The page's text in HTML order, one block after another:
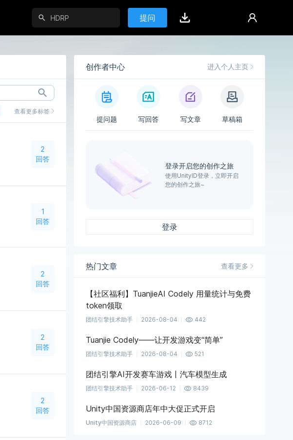
提问
鸿蒙查看更多标签
2
回答
1
回答
2
回答
2
回答
2
回答
创作者中心 进入个人主页
提问题 写回答 写文章 草稿箱
登录开启您的创作之旅
使用UnityID登录，立即开启
您的创作之旅~
登录
热门文章 查看更多
【社区福利】TuanjieAI Codely 用量统计与免费
token领取
团结引擎技术助手 2026-08-04 442
Tuanjie Codely——让开发游戏变“简单”
团结引擎技术助手 2026-08-04 521
团结引擎AI开发赛车游戏丨汽车模型生成
团结引擎技术助手 2026-06-12 8439
Unity中国资源商店年中大促正式开启
Unity中国资源商店 2026-06-09 8712